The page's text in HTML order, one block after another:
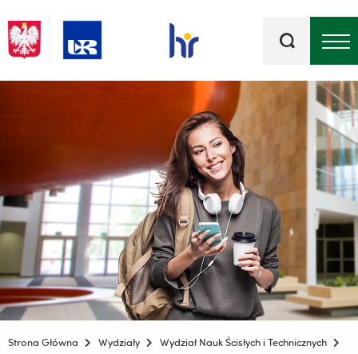
kluczowe
Strona Główna Wydziały
Wydział Nauk Ścisłych i Technicznych